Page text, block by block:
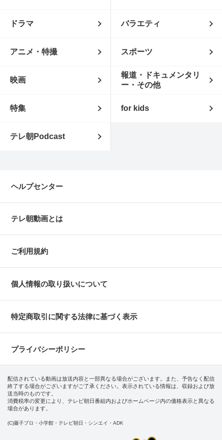
ドラマ バラエティ
アニメ・特撮 スポーツ
映画
報道・ドキュメンタリ
ー・その他
特集 for kids
テレ朝Podcast
ヘルプセンター
テレ朝動画とは
ご利用規約
個人情報の取り扱いについて
特定商取引に関する法律に基づく表示
プライバシーポリシー
配信されている動画は放送内容と一部異なる場合がございます。また、予告なく配信
終了する場合がございますがご了承ください。表示されている情報は、収録および放
送当時のものです。
消費税率の変更により、テレビ朝日番組内およびホームページ内の価格表示と異なる
場合があります。
(C)藤子プロ・小学館・テレビ朝日・シンエイ・ADK